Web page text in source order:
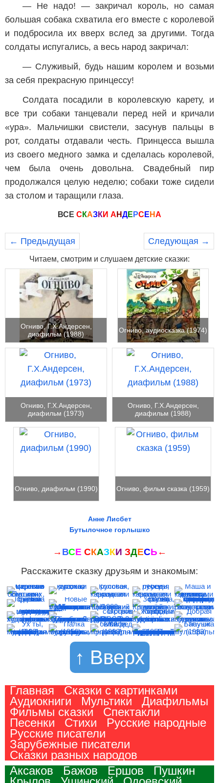
— Не надо! — закричал король, но самая
большая собака схватила его вместе с королевой
и подбросила их вверх вслед за другими. Тогда
солдаты испугались, а весь народ закричал:
— Служивый, будь нашим королем и возьми
за себя прекрасную принцессу!
Солдата посадили в королевскую карету, и
все три собаки танцевали перед ней и кричали
«ура». Мальчишки свистели, засунув пальцы в
рот, солдаты отдавали честь. Принцесса вышла
из своего медного замка и сделалась королевой,
чем была очень довольна. Свадебный пир
продолжался целую неделю; собаки тоже сидели
за столом и таращили глаза.
ВСЕ С КАЗКИ А НДЕ РС Е НА
← Предыдущая Следующая →
Читаем, смотрим и слушаем детские сказки:
Огниво, Г.Х.Андерсен,
диафильм (1988)
Огниво, аудиосказка (1974)
Огниво, Г.Х.Андерсен,
диафильм (1973)
Огниво, Г.Х.Андерсен,
диафильм (1988)
Огниво, диафильм (1990) Огниво, фильм сказка (1959)
Анне Лисбет
Бутылочное горлышко
→ ВСЕ СКАЗКИ ЗДЕСЬ ←
Расскажите сказку друзьям и знакомым:
↑ Вверх
Главная
Сказки с картинками
Аудиокниги
Мультики
Диафильмы
Фильмы сказки
Спектакли
Песенки
Стихи
Русские народные
Русские писатели
Зарубежные писатели
Сказки разных народов
Аксаков
Бажов Ершов
Пушкин